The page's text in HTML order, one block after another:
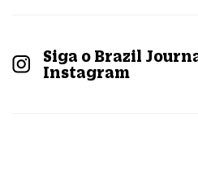
Siga o Brazil
Instagram